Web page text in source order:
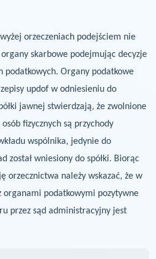
orzeczeniach podejściem nie
organy skarbowe podejmując decyzje
podatkowych. Organy podatkowe
updof w odniesieniu do
jawnej stwierdzają, że zwolnione
fizycznych są przychody
wspólnika, jedynie do
został wniesiony do spółki. Biorąc
orzecznictwa należy wskazać, że w
organami podatkowymi pozytywne
przez sąd administracyjny jest